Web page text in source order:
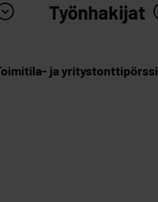
Työnhakijat
ja yritystonttipörssi